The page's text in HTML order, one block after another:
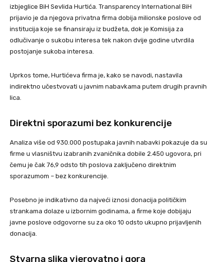
izbjeglice BiH Sevlida Hurtića. Transparency International BiH
prijavio je da njegova privatna firma dobija milionske poslove od
institucija koje se finansiraju iz budžeta, dok je Komisija za
odlučivanje o sukobu interesa tek nakon dvije godine utvrdila
postojanje sukoba interesa.
Uprkos tome, Hurtićeva firma je, kako se navodi, nastavila
indirektno učestvovati u javnim nabavkama putem drugih pravnih
lica.
Direktni sporazumi bez konkurencije
Analiza više od 930.000 postupaka javnih nabavki pokazuje da su
firme u vlasništvu izabranih zvaničnika dobile 2.450 ugovora, pri
čemu je čak 76,9 odsto tih poslova zaključeno direktnim
sporazumom – bez konkurencije.
Posebno je indikativno da najveći iznosi donacija političkim
strankama dolaze u izbornim godinama, a firme koje dobijaju
javne poslove odgovorne su za oko 10 odsto ukupno prijavljenih
donacija.
Stvarna slika vjerovatno i gora